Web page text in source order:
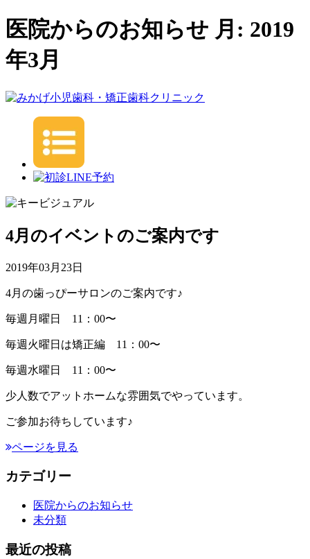
医院からのお知らせ 月: 2019
年3月
4月のイベントのご案内です
2019年03月23日
4月の歯っぴーサロンのご案内です♪
毎週月曜日 11：00〜
毎週火曜日は矯正編 11：00〜
毎週水曜日 11：00〜
少人数でアットホームな雰囲気でやっています。
ご参加お待ちしています♪
ページを見る
カテゴリー
医院からのお知らせ
未分類
最近の投稿